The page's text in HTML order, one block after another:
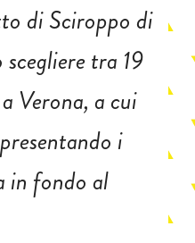
di Sciroppo di
tra 19
Verona, a cui
i
in fondo al